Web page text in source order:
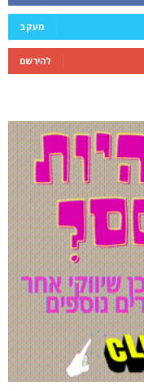
מעקב
להירשם